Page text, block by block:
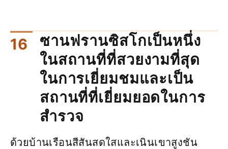
ซานฟรานซิสโกเป็นหนึ่ง
ในสถานที่ที่สวยงามที่สุด
ในการเยี่ยมชมและเป็น
สถานที่ที่เยี่ยมยอดในการ
สำรวจ
ด้วยบ้านเรือนสีสันสดใสและเนินเขาสูงชัน